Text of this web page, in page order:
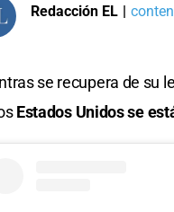
Redacción EL |
se recupera de su
Estados Unidos se